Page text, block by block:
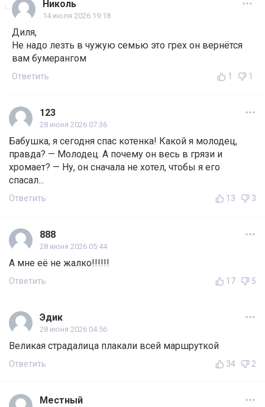
Николь
14 июля 2026 19:18
Диля,
Не надо лезть в чужую семью это грех он вернётся
вам бумерангом
Ответить 1 1
123
28 июня 2026 07:36
Бабушка, я сегодня спас котенка! Какой я молодец,
правда? — Молодец. А почему он весь в грязи и
хромает? — Ну, он сначала не хотел, чтобы я его
спасал...
Ответить 13 3
888
28 июня 2026 05:44
А мне её не жалко!!!!!!
Ответить 17 5
Эдик
28 июня 2026 04:56
Великая страдалица плакали всей маршруткой
Ответить 34 2
Местный